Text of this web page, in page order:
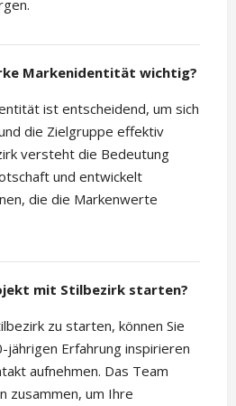
Markenidentität wichtig?
ist entscheidend, um sich
die Zielgruppe effektiv
versteht die Bedeutung
und entwickelt
die die Markenwerte
mit Stilbezirk starten?
zu starten, können Sie
jährigen Erfahrung inspirieren
aufnehmen. Das Team
zusammen, um Ihre